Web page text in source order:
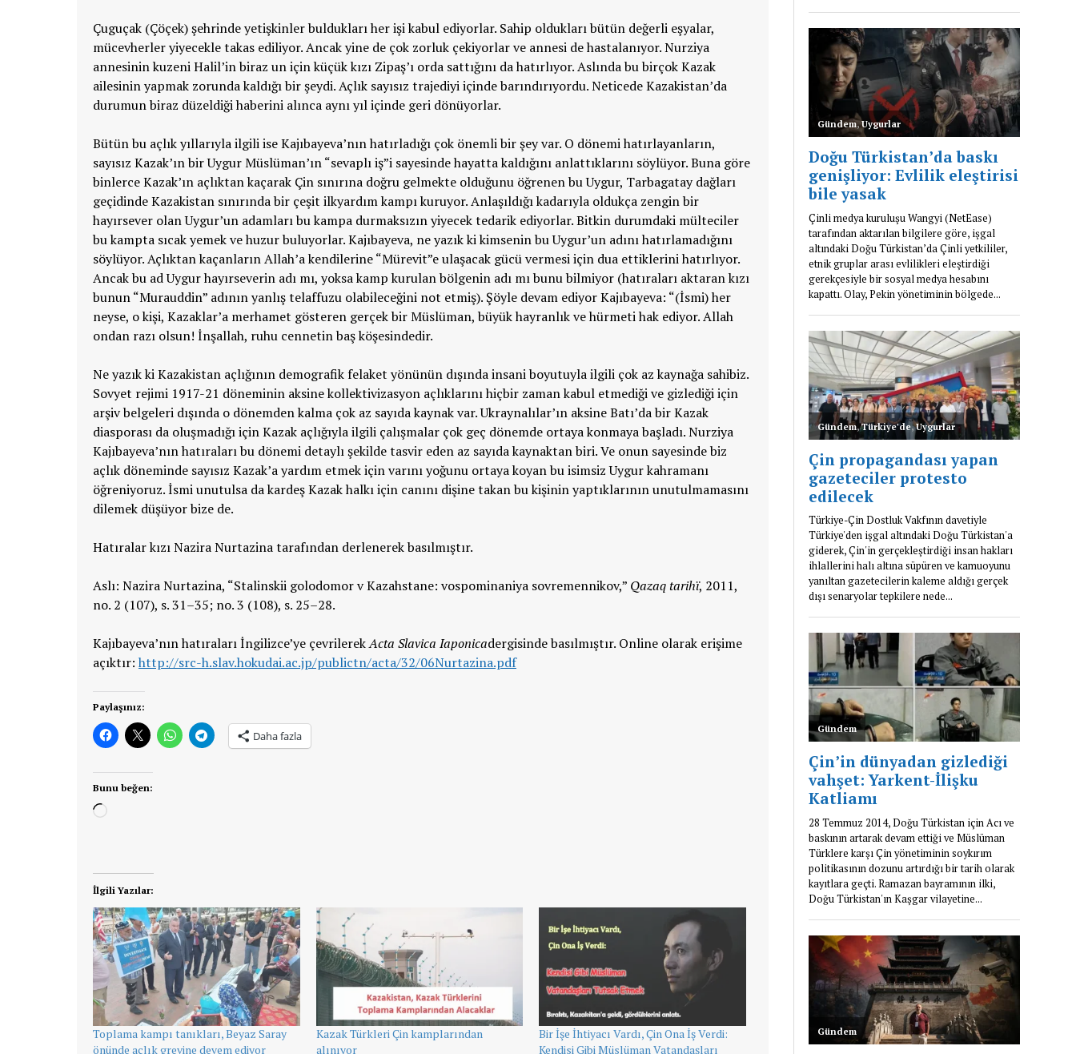
Çuguçak (Çöçek) şehrinde yetişkinler buldukları her işi kabul ediyorlar. Sahip oldukları bütün değerli eşyalar,
mücevherler yiyecekle takas ediliyor. Ancak yine de çok zorluk çekiyorlar ve annesi de hastalanıyor. Nurziya
annesinin kuzeni Halil’in biraz un için küçük kızı Zipaş’ı orda sattığını da hatırlıyor. Aslında bu birçok Kazak
ailesinin yapmak zorunda kaldığı bir şeydi. Açlık sayısız trajediyi içinde barındırıyordu. Neticede Kazakistan’da
durumun biraz düzeldiği haberini alınca aynı yıl içinde geri dönüyorlar.
Bütün bu açlık yıllarıyla ilgili ise Kajıbayeva’nın hatırladığı çok önemli bir şey var. O dönemi hatırlayanların,
sayısız Kazak’ın bir Uygur Müslüman’ın “sevaplı iş”i sayesinde hayatta kaldığını anlattıklarını söylüyor. Buna göre
binlerce Kazak’ın açlıktan kaçarak Çin sınırına doğru gelmekte olduğunu öğrenen bu Uygur, Tarbagatay dağları
geçidinde Kazakistan sınırında bir çeşit ilkyardım kampı kuruyor. Anlaşıldığı kadarıyla oldukça zengin bir
hayırsever olan Uygur’un adamları bu kampa durmaksızın yiyecek tedarik ediyorlar. Bitkin durumdaki mülteciler
bu kampta sıcak yemek ve huzur buluyorlar. Kajıbayeva, ne yazık ki kimsenin bu Uygur’un adını hatırlamadığını
söylüyor. Açlıktan kaçanların Allah’a kendilerine “Mürevit”e ulaşacak gücü vermesi için dua ettiklerini hatırlıyor.
Ancak bu ad Uygur hayırseverin adı mı, yoksa kamp kurulan bölgenin adı mı bunu bilmiyor (hatıraları aktaran kızı
bunun “Murauddin” adının yanlış telaffuzu olabileceğini not etmiş). Şöyle devam ediyor Kajıbayeva: “(İsmi) her
neyse, o kişi, Kazaklar’a merhamet gösteren gerçek bir Müslüman, büyük hayranlık ve hürmeti hak ediyor. Allah
ondan razı olsun! İnşallah, ruhu cennetin baş köşesindedir.
Ne yazık ki Kazakistan açlığının demografik felaket yönünün dışında insani boyutuyla ilgili çok az kaynağa sahibiz.
Sovyet rejimi 1917-21 döneminin aksine kollektivizasyon açlıklarını hiçbir zaman kabul etmediği ve gizlediği için
arşiv belgeleri dışında o dönemden kalma çok az sayıda kaynak var. Ukraynalılar’ın aksine Batı’da bir Kazak
diasporası da oluşmadığı için Kazak açlığıyla ilgili çalışmalar çok geç dönemde ortaya konmaya başladı. Nurziya
Kajıbayeva’nın hatıraları bu dönemi detaylı şekilde tasvir eden az sayıda kaynaktan biri. Ve onun sayesinde biz
açlık döneminde sayısız Kazak’a yardım etmek için varını yoğunu ortaya koyan bu isimsiz Uygur kahramanı
öğreniyoruz. İsmi unutulsa da kardeş Kazak halkı için canını dişine takan bu kişinin yaptıklarının unutulmamasını
dilemek düşüyor bize de.
Hatıralar kızı Nazira Nurtazina tarafından derlenerek basılmıştır.
Aslı: Nazira Nurtazina, “Stalinskii golodomor v Kazahstane: vospominaniya sovremennikov,” Qazaq tarihï, 2011,
no. 2 (107), s. 31–35; no. 3 (108), s. 25–28.
Kajıbayeva’nın hatıraları İngilizce’ye çevrilerekActa Slavica Iaponicadergisinde basılmıştır. Online olarak erişime
açıktır: http://src-h.slav.hokudai.ac.jp/publictn/acta/32/06Nurtazina.pdf
Paylaşınız:
Daha fazla
Bunu beğen:
Yükleniyor...
İlgili Yazılar:
Toplama kampı tanıkları, Beyaz Saray
önünde açlık grevine devem ediyor
Kazak Türkleri Çin kamplarından
alınıyor
Bir İşe İhtiyacı Vardı, Çin Ona İş Verdi:
Kendisi Gibi Müslüman Vatandaşları